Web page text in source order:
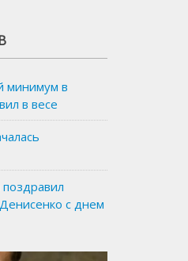
минимум в
в весе
с днем